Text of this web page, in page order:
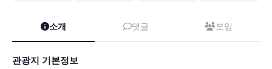
소개 댓글 모임
관광지 기본정보